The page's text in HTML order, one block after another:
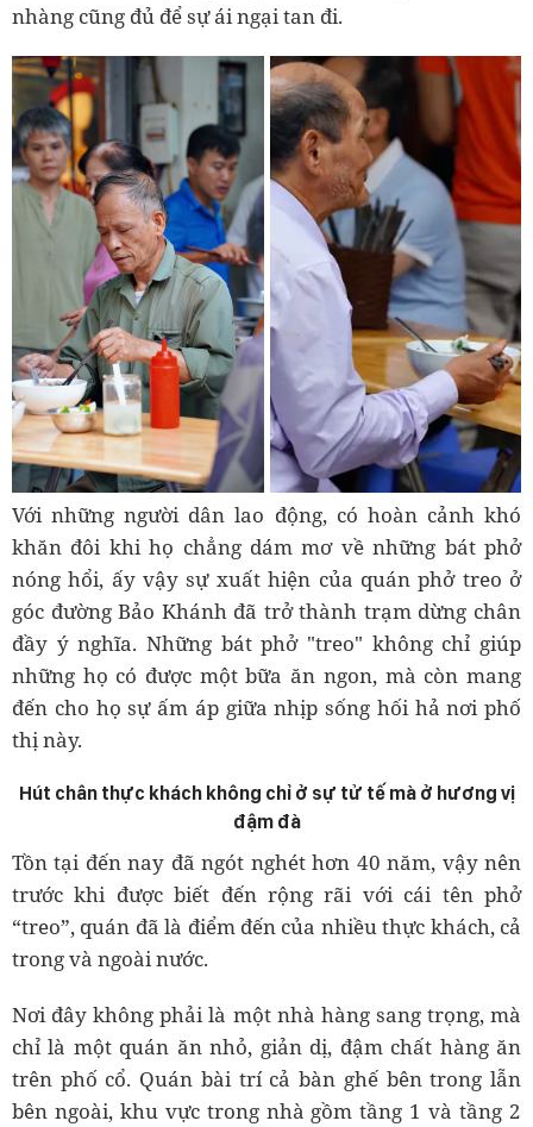
nhàng cũng đủ để sự ái ngại tan đi.
Với những người dân lao động, có hoàn cảnh khó
khăn đôi khi họ chẳng dám mơ về những bát phở
nóng hổi, ấy vậy sự xuất hiện của quán phở treo ở
góc đường Bảo Khánh đã trở thành trạm dừng chân
đầy ý nghĩa. Những bát phở "treo" không chỉ giúp
những họ có được một bữa ăn ngon, mà còn mang
đến cho họ sự ấm áp giữa nhịp sống hối hả nơi phố
thị này.
Hút chân thực khách không chỉ ở sự tử tế mà ở hương vị
đậm đà
Tồn tại đến nay đã ngót nghét hơn 40 năm, vậy nên
trước khi được biết đến rộng rãi với cái tên phở
“treo”, quán đã là điểm đến của nhiều thực khách, cả
trong và ngoài nước.
Nơi đây không phải là một nhà hàng sang trọng, mà
chỉ là một quán ăn nhỏ, giản dị, đậm chất hàng ăn
trên phố cổ. Quán bài trí cả bàn ghế bên trong lẫn
bên ngoài, khu vực trong nhà gồm tầng 1 và tầng 2